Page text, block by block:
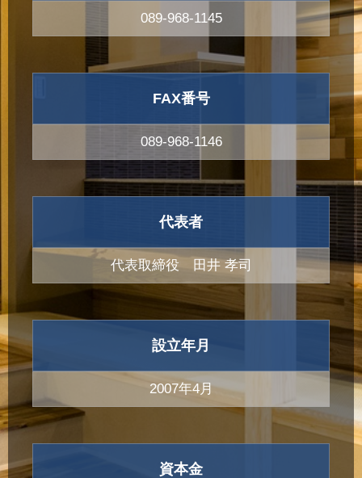
089-968-1145
FAX番号
089-968-1146
代表者
代表取締役 田井 孝司
設立年月
2007年4月
資本金